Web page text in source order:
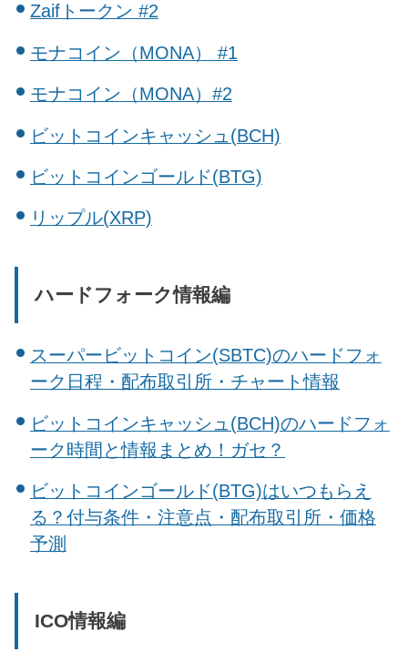
Zaifトークン #2
モナコイン（MONA） #1
モナコイン（MONA）#2
ビットコインキャッシュ(BCH)
ビットコインゴールド(BTG)
リップル(XRP)
ハードフォーク情報編
スーパービットコイン(SBTC)のハードフォ
ーク日程・配布取引所・チャート情報
ビットコインキャッシュ(BCH)のハードフォ
ーク時間と情報まとめ！ガセ？
ビットコインゴールド(BTG)はいつもらえ
る？付与条件・注意点・配布取引所・価格
予測
ICO情報編